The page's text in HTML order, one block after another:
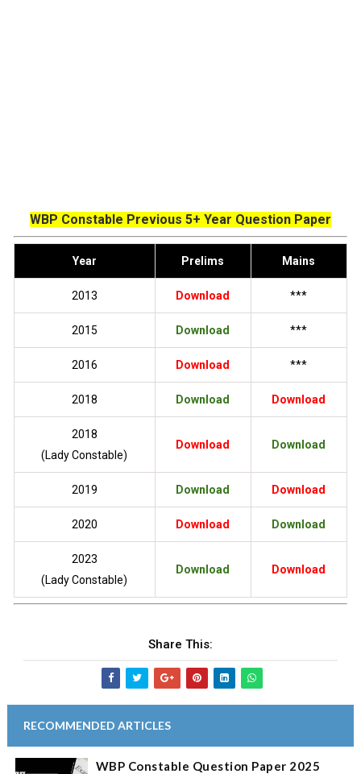
WBP Constable Previous 5+ Year Question Paper
Year Prelims Mains
2013 Download ***
2015 Download ***
2016 Download ***
2018 Download Download
2018
(Lady Constable)
Download Download
2019 Download Download
2020 Download Download
2023
(Lady Constable)
Download Download
Share This:
RECOMMENDED ARTICLES
WBP Constable Question Paper 2025